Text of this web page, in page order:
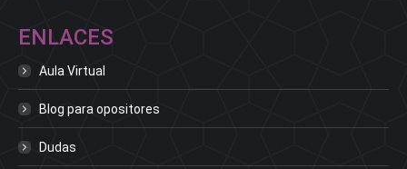
ENLACES
Aula Virtual
Blog para opositores
Dudas